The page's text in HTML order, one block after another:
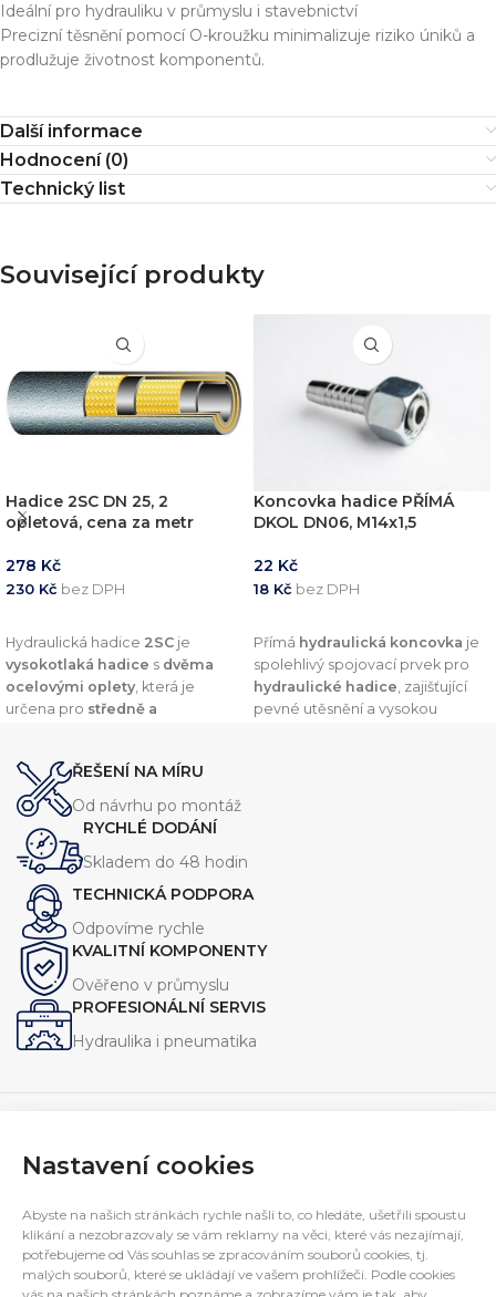
Nastavení cookies
Abyste na našich stránkách rychle našli to, co hledáte, ušetřili spoustu
klikání a nezobrazovaly se vám reklamy na věci, které vás nezajímají,
potřebujeme od Vás souhlas se zpracováním souborů cookies, tj.
malých souborů, které se ukládají ve vašem prohlížeči. Podle cookies
Ideální pro hydrauliku v průmyslu i stavebnictví
Precizní těsnění pomocí O-kroužku minimalizuje riziko úniků a
prodlužuje životnost komponentů.
Další informace
Hodnocení (0)
Technický list
Související produkty
Hadice 2SC DN 25, 2
opletová, cena za metr
278 Kč
230 Kč bez DPH
Hydraulická hadice 2SC je
vysokotlaká hadice s dvěma
ocelovými oplety, která je
určena pro středně a
odolnost vůči olejům, oděru a
vnějším vlivům , což zajišťuje její
dlouhou životnost.
Koncovka hadice PŘÍMÁ
DKOL DN06, M14x1,5
22 Kč
18 Kč bez DPH
Přímá hydraulická koncovka je
spolehlivý spojovací prvek pro
hydraulické hadice, zajišťující
pevné utěsnění a vysokou
ŘEŠENÍ NA MÍRU
Od návrhu po montáž
RYCHLÉ DODÁNÍ
Skladem do 48 hodin
TECHNICKÁ PODPORA
Odpovíme rychle
KVALITNÍ KOMPONENTY
Ověřeno v průmyslu
PROFESIONÁLNÍ SERVIS
Hydraulika i pneumatika
Specializujeme se na jednoúčelové stroje, hydraulické
agregáty a technická řešení na míru.
E-mail: interfluid@interfluid.com
Telefon:(+420) 595 953 879